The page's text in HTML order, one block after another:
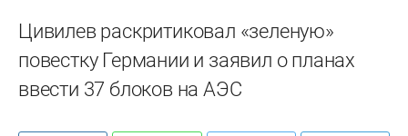
Цивилев раскритиковал «зеленую»
повестку Германии и заявил о планах
ввести 37 блоков на АЭС